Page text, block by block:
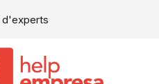
d'experts